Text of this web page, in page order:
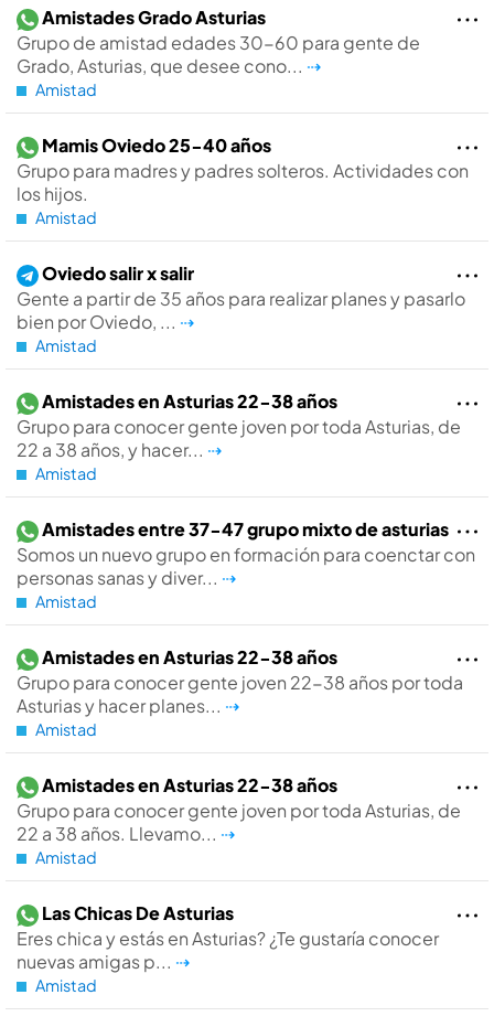
Amistades Grado Asturias
Grupo de amistad edades 30-60 para gente de
Grado, Asturias, que desee cono... ⇢
Amistad
Mamis Oviedo 25-40 años
Grupo para madres y padres solteros. Actividades con
los hijos.
Amistad
Oviedo salir x salir
Gente a partir de 35 años para realizar planes y pasarlo
bien por Oviedo, ... ⇢
Amistad
Amistades en Asturias 22-38 años
Grupo para conocer gente joven por toda Asturias, de
22 a 38 años, y hacer... ⇢
Amistad
Amistades entre 37-47 grupo mixto de asturias
Somos un nuevo grupo en formación para coenctar con
personas sanas y diver... ⇢
Amistad
Amistades en Asturias 22-38 años
Grupo para conocer gente joven 22-38 años por toda
Asturias y hacer planes... ⇢
Amistad
Amistades en Asturias 22-38 años
Grupo para conocer gente joven por toda Asturias, de
22 a 38 años. Llevamo... ⇢
Amistad
Las Chicas De Asturias
Eres chica y estás en Asturias? ¿Te gustaría conocer
nuevas amigas p... ⇢
Amistad